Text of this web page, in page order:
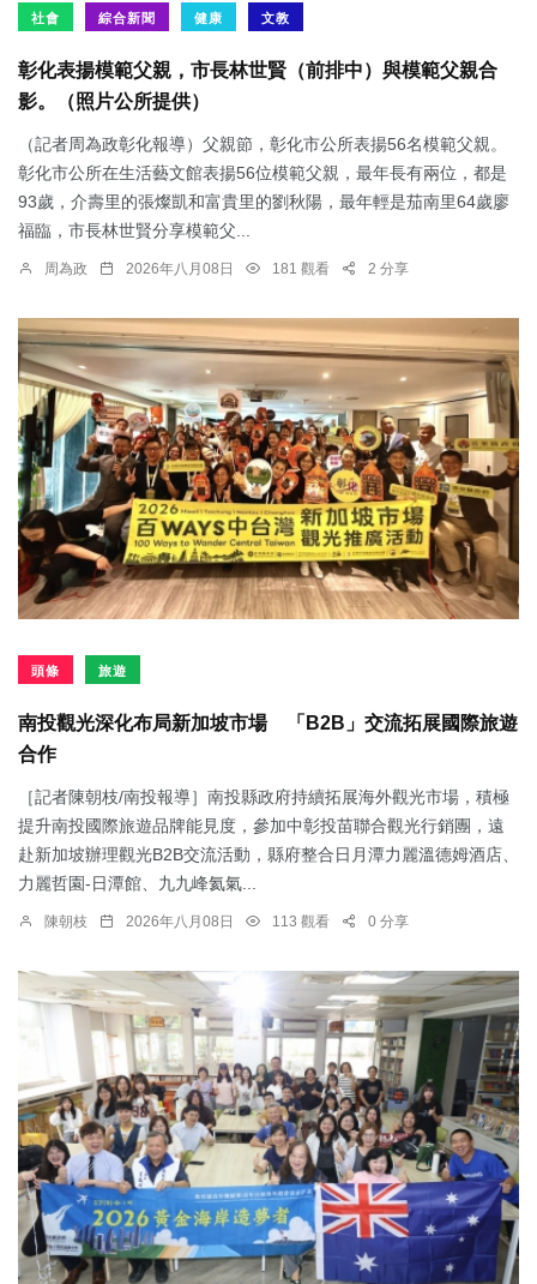
社會 綜合新聞 健康 文教
彰化表揚模範父親，市長林世賢（前排中）與模範父親合
影。（照片公所提供）
（記者周為政彰化報導）父親節，彰化市公所表揚56名模範父親。
彰化市公所在生活藝文館表揚56位模範父親，最年長有兩位，都是
93歲，介壽里的張燦凱和富貴里的劉秋陽，最年輕是茄南里64歲廖
福臨，市長林世賢分享模範父...
周為政 2026年八月08日 181 觀看 2 分享
頭條 旅遊
南投觀光深化布局新加坡市場 「B2B」交流拓展國際旅遊
合作
［記者陳朝枝/南投報導］南投縣政府持續拓展海外觀光市場，積極
提升南投國際旅遊品牌能見度，參加中彰投苗聯合觀光行銷團，遠
赴新加坡辦理觀光B2B交流活動，縣府整合日月潭力麗溫德姆酒店、
力麗哲園-日潭館、九九峰氦氣...
陳朝枝 2026年八月08日 113 觀看 0 分享